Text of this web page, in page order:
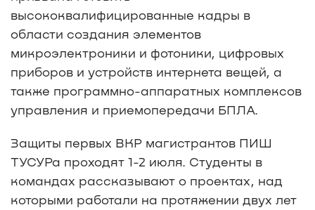
высококвалифицированные кадры в
области создания элементов
микроэлектроники и фотоники, цифровых
приборов и устройств интернета вещей, а
также программно-аппаратных комплексов
управления и приемопередачи БПЛА.
Защиты первых ВКР магистрантов ПИШ
ТУСУРа проходят 1-2 июля. Студенты в
командах рассказывают о проектах, над
которыми работали на протяжении двух лет